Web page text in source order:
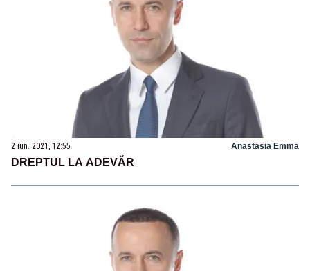
2 iun. 2021, 12:55 Anastasia Emma
DREPTUL LA ADEVĂR